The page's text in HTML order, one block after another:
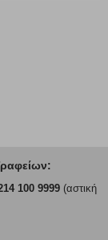
100 9999(αστική